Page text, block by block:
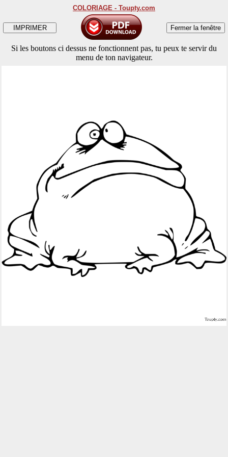
COLORIAGE - Toupty.com
Si les boutons ci dessus ne fonctionnent pas, tu peux te servir du
menu de ton navigateur.